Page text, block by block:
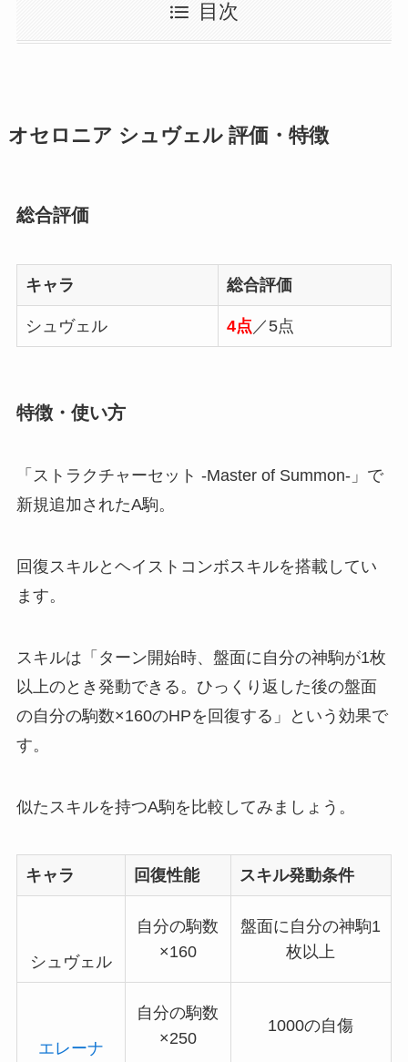
目次
オセロニア シュヴェル 評価・特徴
総合評価
キャラ 総合評価
シュヴェル 4点 ／5点
特徴・使い方
「ストラクチャーセット -Master of Summon-」で
新規追加されたA駒。
回復スキルとヘイストコンボスキルを搭載してい
ます。
スキルは「ターン開始時、盤面に自分の神駒が1枚
以上のとき発動できる。ひっくり返した後の盤面
の自分の駒数×160のHPを回復する」という効果で
す。
似たスキルを持つA駒を比較してみましょう。
キャラ 回復性能 スキル発動条件
シュヴェル
自分の駒数
×160
盤面に自分の神駒1
枚以上
エレーナ
自分の駒数
×250
1000の自傷